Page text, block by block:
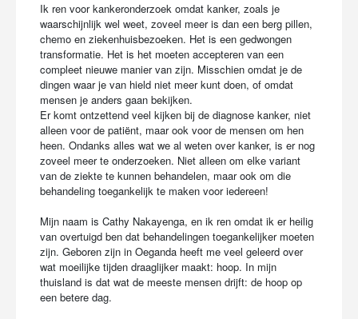
Ik ren voor kankeronderzoek omdat kanker, zoals je
waarschijnlijk wel weet, zoveel meer is dan een berg pillen,
chemo en ziekenhuisbezoeken. Het is een gedwongen
transformatie. Het is het moeten accepteren van een
compleet nieuwe manier van zijn. Misschien omdat je de
dingen waar je van hield niet meer kunt doen, of omdat
mensen je anders gaan bekijken.
Er komt ontzettend veel kijken bij de diagnose kanker, niet
alleen voor de patiënt, maar ook voor de mensen om hen
heen. Ondanks alles wat we al weten over kanker, is er nog
zoveel meer te onderzoeken. Niet alleen om elke variant
van de ziekte te kunnen behandelen, maar ook om die
behandeling toegankelijk te maken voor iedereen!
Mijn naam is Cathy Nakayenga, en ik ren omdat ik er heilig
van overtuigd ben dat behandelingen toegankelijker moeten
zijn. Geboren zijn in Oeganda heeft me veel geleerd over
wat moeilijke tijden draaglijker maakt: hoop. In mijn
thuisland is dat wat de meeste mensen drijft: de hoop op
een betere dag.